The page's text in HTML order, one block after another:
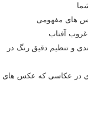
های مفهومی
آفتاب
و تنظیم دقیق رنگ در
در عکاسی که عکس